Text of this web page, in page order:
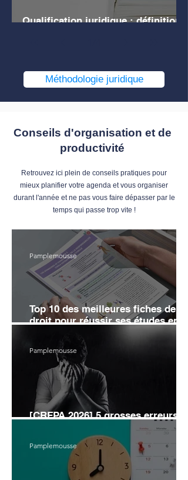
Qualification juridique : définition,
Méthodologie juridique
Conseils d'organisation et de
productivité
Retrouvez ici plein de conseils pratiques pour
mieux planifier votre agenda et vous organiser
durant l'année et ne pas vous faire dépasser par le
temps qui passe trop vite !
Top 10 des meilleures fiches de
droit pour réussir ses études en
Pamplemousse
[CRFPA 2026] 5 grosses erreurs
d’organisation pour éviter l’échec
Pamplemousse
Pamplemousse